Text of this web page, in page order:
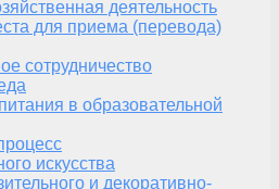
деятельность
для приема (перевода)
сотрудничество
в образовательной
искусства
и декоративно-